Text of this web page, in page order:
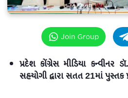
Join Group
પ્રદેશ કોંગ્રેસ મીડિયા કન્વીનર
સહયોગી દ્વારા સતત 21માં પુસ્તક